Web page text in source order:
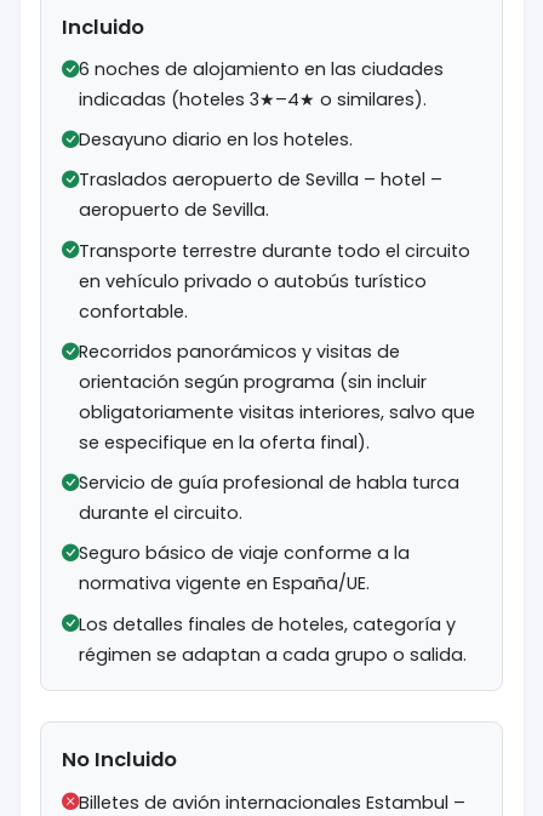
Incluido
6 noches de alojamiento en las ciudades
indicadas (hoteles 3★–4★ o similares).
Desayuno diario en los hoteles.
Traslados aeropuerto de Sevilla – hotel –
aeropuerto de Sevilla.
Transporte terrestre durante todo el circuito
en vehículo privado o autobús turístico
confortable.
Recorridos panorámicos y visitas de
orientación según programa (sin incluir
obligatoriamente visitas interiores, salvo que
se especifique en la oferta final).
Servicio de guía profesional de habla turca
durante el circuito.
Seguro básico de viaje conforme a la
normativa vigente en España/UE.
Los detalles finales de hoteles, categoría y
régimen se adaptan a cada grupo o salida.
No Incluido
Billetes de avión internacionales Estambul –